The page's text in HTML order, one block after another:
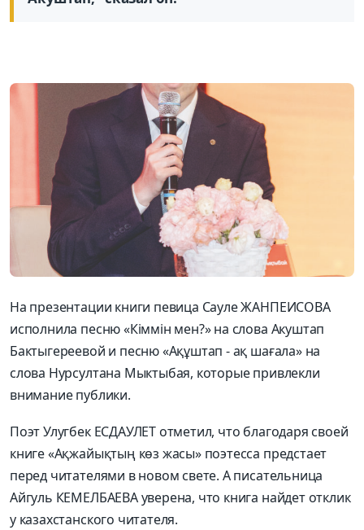
На презентации книги певица Сауле ЖАНПЕИСОВА
исполнила песню «Кіммін мен?» на слова Акуштап
Бактыгереевой и песню «Ақұштап - ақ шағала» на
слова Нурсултана Мыктыбая, которые привлекли
внимание публики.
Поэт Улугбек ЕСДАУЛЕТ отметил, что благодаря своей
книге «Ақжайықтың көз жасы» поэтесса предстает
перед читателями в новом свете. А писательница
Айгуль КЕМЕЛБАЕВА уверена, что книга найдет отклик
у казахстанского читателя.